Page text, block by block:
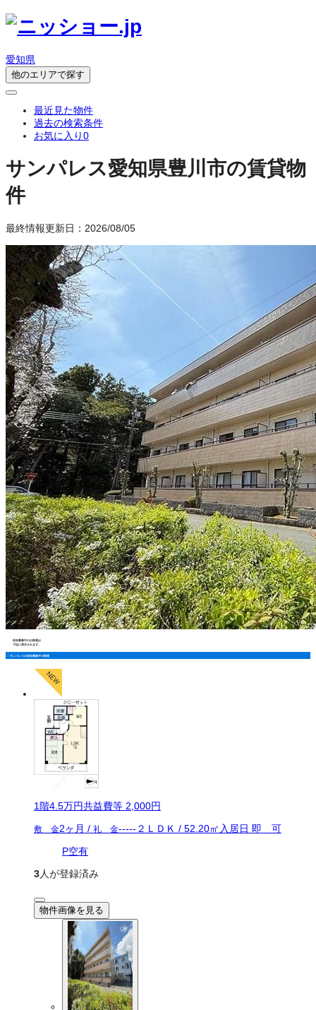
愛知県
他のエリアで探す
最近見た物件
過去の検索条件
お気に入り0
サンパレス愛知県豊川市の賃貸物
件
最終情報更新日：2026/08/05
現在募集中のお部屋は
下記に表示されます。
サンパレスの現在募集中の部屋
1階4.5万円共益費等 2,000円
敷 金2ヶ月 / 礼 金----- ２ＬＤＫ / 52.20㎡ 入居日 即 可
P空有
3人が登録済み
物件画像を見る